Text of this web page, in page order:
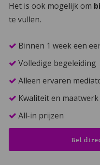
Het is ook mogelijk om
te vullen.
Binnen 1 week een
Volledige begeleiding
Alleen ervaren
Kwaliteit en maatwerk
All-in prijzen
Bel